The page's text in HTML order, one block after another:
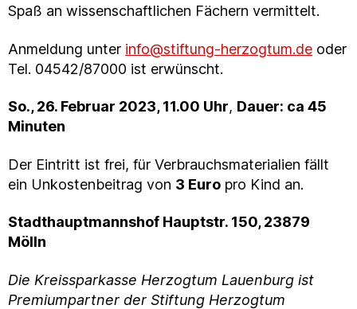
Spaß an wissenschaftlichen Fächern vermittelt.
Anmeldung unter info@stiftung-herzogtum.de oder
Tel. 04542/87000 ist erwünscht.
So., 26. Februar 2023, 11.00 Uhr, Dauer: ca 45
Minuten
Der Eintritt ist frei, für Verbrauchsmaterialien fällt
ein Unkostenbeitrag von 3 Euro pro Kind an.
Stadthauptmannshof Hauptstr. 150, 23879
Mölln
Die Kreissparkasse Herzogtum Lauenburg ist
Premiumpartner der Stiftung Herzogtum